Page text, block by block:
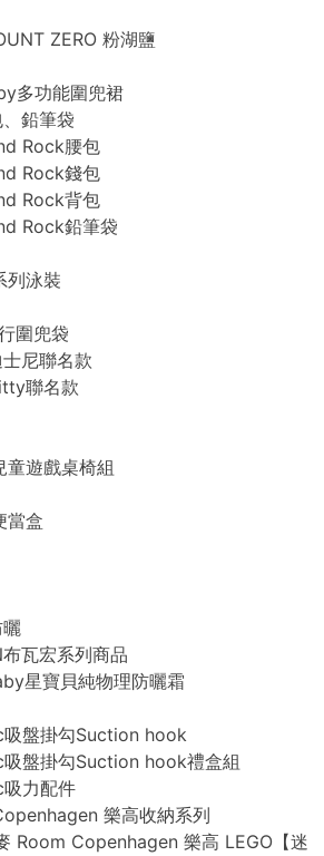
ZERO 粉湖鹽
多功能圍兜裙
鉛筆袋
Rock腰包
Rock錢包
Rock背包
Rock鉛筆袋
列泳裝
圍兜袋
尼聯名款
聯名款
童遊戲桌椅組
當盒
布瓦宏系列商品
星寶貝純物理防曬霜
盤掛勾Suction hook
盤掛勾Suction hook禮盒組
力配件
樂高收納系列
Room Copenhagen 樂高 LEGO【迷